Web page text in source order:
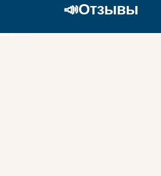
📣Отзывы